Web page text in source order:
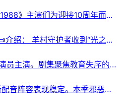
》主演们为迎接10周年而出
大小：8.96G🏷 标签：#请回答
绍： 羊村守护者收到“光之大
的决战一触即发。 又名： 喜
#喜羊羊与灰太狼大电
员主演。剧集聚焦教育失序的
乱象背后的权力包庇与教育弊
#漫改韩剧⬇️【评论区可搜索】
音阵容表现稳定。本季邪恶莫
情、自由与人性虚无。节奏紧